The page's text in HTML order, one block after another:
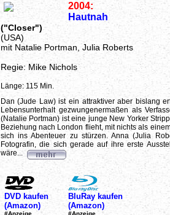
2004:
Hautnah
("Closer")
(USA)
mit Natalie Portman, Julia Roberts
Regie: Mike Nichols
Länge: 115 Min.
Dan (Jude Law) ist ein attraktiver aber bislang
Lebensunterhalt gezwungenermaßen als
(Natalie Portman) ist eine junge New Yorker
Beziehung nach London flieht, mit nichts als
sich ins Abenteuer zu stürzen. Anna (Julia
Fotografin, die sich gerade auf ihre erste
wäre...
DVD kaufen
(Amazon)
#Anzeige
BluRay kaufen
(Amazon)
#Anzeige